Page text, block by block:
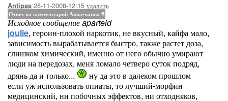
Antipas 28-11-2008-12:15 удалить
Ответ на комментарий Аппа-паппа #
Исходное сообщение aparteid
joulie, героин-плохой наркотик, не вкусный, кайфа мало,
зависимость вырабатывается быстро, также растет доза,
слишком химический, именно от него обычно умирают
люди на передозах, меня ломало четверо суток подряд,
дрянь да и только...
ну да это в далеком прошлом
если уж использовать опиаты, то лучший-морфин
медицинский, ни побочных эффектов, ни отходняков,